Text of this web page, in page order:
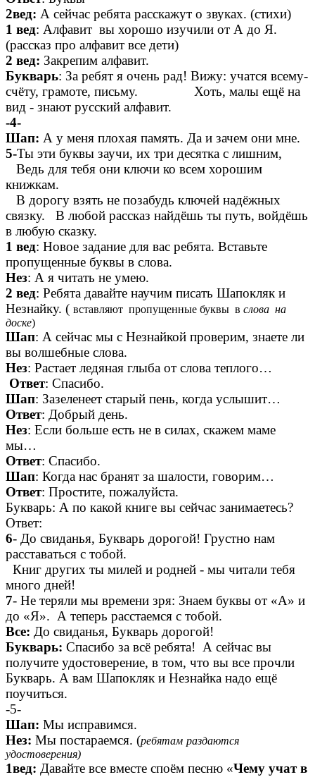
2вед: А сейчас ребята расскажут о звуках. (стихи)
1 вед: Алфавит вы хорошо изучили от А до Я.
(рассказ про алфавит все дети)
2 вед: Закрепим алфавит.
Букварь: За ребят я очень рад! Вижу: учатся всему-
счёту, грамоте, письму. Хоть, малы ещё на
вид - знают русский алфавит.
-4-
Шап: А у меня плохая память. Да и зачем они мне.
5-Ты эти буквы заучи, их три десятка с лишним,
Ведь для тебя они ключи ко всем хорошим
книжкам.
В дорогу взять не позабудь ключей надёжных
связку. В любой рассказ найдёшь ты путь, войдёшь
в любую сказку.
1 вед: Новое задание для вас ребята. Вставьте
пропущенные буквы в слова.
Нез: А я читать не умею.
2 вед: Ребята давайте научим писать Шапокляк и
Незнайку. ( вставляют пропущенные буквы в слова на
доске)
Шап: А сейчас мы с Незнайкой проверим, знаете ли
вы волшебные слова.
Нез: Растает ледяная глыба от слова теплого…
Ответ: Спасибо.
Шап: Зазеленеет старый пень, когда услышит…
Ответ: Добрый день.
Нез: Если больше есть не в силах, скажем маме
мы…
Ответ: Спасибо.
Шап: Когда нас бранят за шалости, говорим…
Ответ: Простите, пожалуйста.
Букварь: А по какой книге вы сейчас занимаетесь?
Ответ:
6- До свиданья, Букварь дорогой! Грустно нам
расставаться с тобой.
Книг других ты милей и родней - мы читали тебя
много дней!
7- Не теряли мы времени зря: Знаем буквы от «А» и
до «Я». А теперь расстаемся с тобой.
Все: До свиданья, Букварь дорогой!
Букварь: Спасибо за всё ребята! А сейчас вы
получите удостоверение, в том, что вы все прочли
Букварь. А вам Шапокляк и Незнайка надо ещё
поучиться.
-5-
Шап: Мы исправимся.
Нез: Мы постараемся. (ребятам раздаются
удостоверения)
1вед: Давайте все вместе споём песню «Чему учат в